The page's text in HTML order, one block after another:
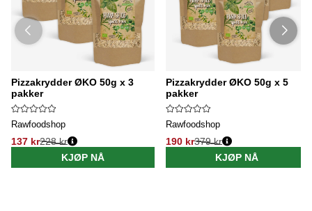
Pizzakrydder ØKO 50g x 3
pakker
Rawfoodshop
137 kr228 kr
KJØP NÅ
Pizzakrydder ØKO 50g x 5
pakker
Rawfoodshop
190 kr379 kr
KJØP NÅ